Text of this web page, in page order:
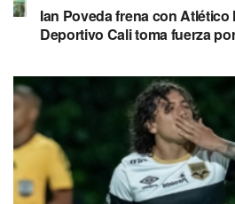
Ian Poveda frena con Atlético
Deportivo Cali toma fuerza